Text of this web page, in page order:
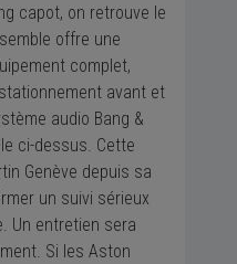
capot, on retrouve le
offre une
complet,
avant et
audio Bang &
ci-dessus. Cette
Genève depuis sa
un suivi sérieux
Un entretien sera
Si les Aston